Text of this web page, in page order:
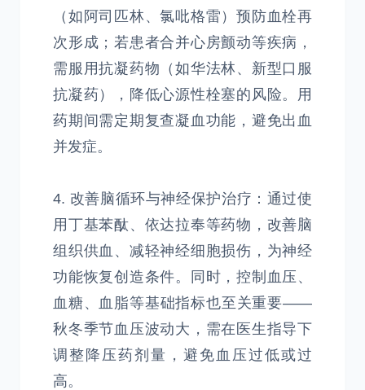
（如阿司匹林、氯吡格雷）预防血栓再
次形成；若患者合并心房颤动等疾病，
需服用抗凝药物（如华法林、新型口服
抗凝药），降低心源性栓塞的风险。用
药期间需定期复查凝血功能，避免出血
并发症。
4. 改善脑循环与神经保护治疗：通过使
用丁基苯酞、依达拉奉等药物，改善脑
组织供血、减轻神经细胞损伤，为神经
功能恢复创造条件。同时，控制血压、
血糖、血脂等基础指标也至关重要——
秋冬季节血压波动大，需在医生指导下
调整降压药剂量，避免血压过低或过
高。